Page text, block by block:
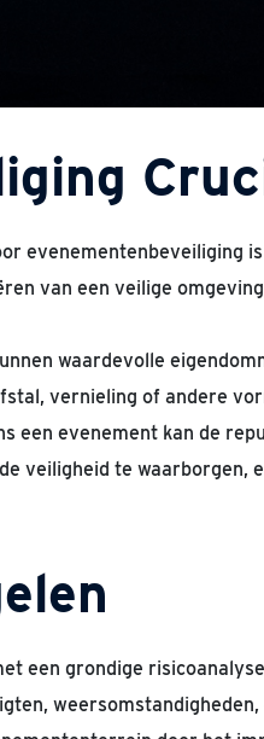
evenementenbeveiliging
van een veilige
waardevolle
vernieling of andere
een evenement kan de
veiligheid te
een grondige